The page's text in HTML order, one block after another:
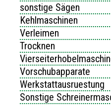
sonstige Sägen
Kehlmaschinen
Verleimen
Trocknen
Vorschubapparate
Werkstattausruestung
Sonstige